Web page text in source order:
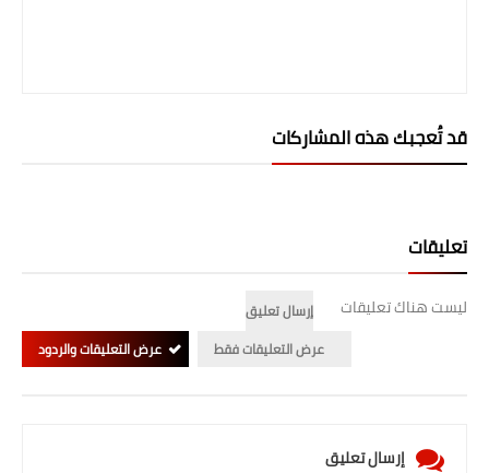
قد تُعجبك هذه المشاركات
تعليقات
ليست هناك تعليقات
إرسال تعليق
عرض التعليقات فقط
عرض التعليقات والردود
إرسال تعليق